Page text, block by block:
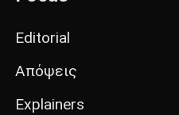
Editorial
Απόψεις
Explainers